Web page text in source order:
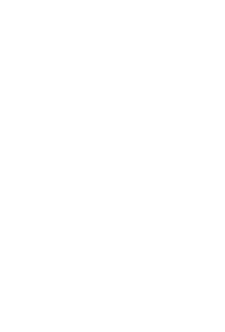
Поэтому мы готовы
в наличии